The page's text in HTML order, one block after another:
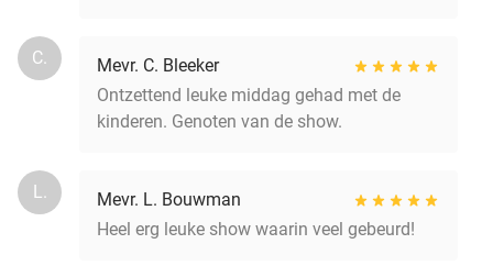
C.
Mevr. C. Bleeker
Ontzettend leuke middag gehad met de
kinderen. Genoten van de show.
L.
Mevr. L. Bouwman
Heel erg leuke show waarin veel gebeurd!